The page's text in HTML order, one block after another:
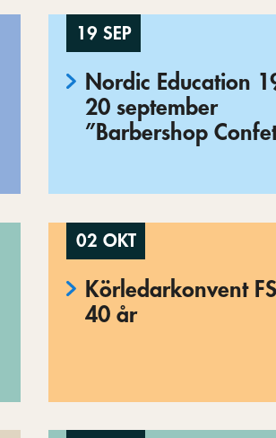
19 SEP
Nordic Education
20 september
”Barbershop
02 OKT
Körledarkonvent
40 år